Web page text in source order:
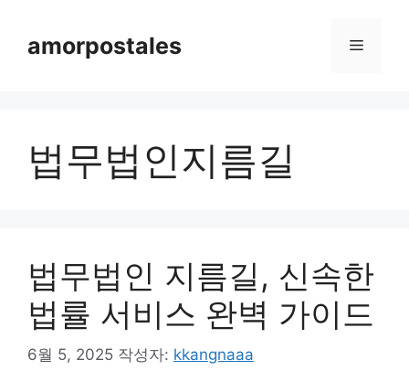
amorpostales 메
법무법인지름길
법무법인 지름길, 신속한
법률 서비스 완벽 가이드
6월 5, 2025 작성자: kkangnaaa